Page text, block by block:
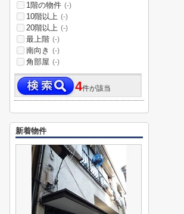
1階の物件 (-)
10階以上 (-)
20階以上 (-)
最上階 (-)
南向き (-)
角部屋 (-)
4件が該当
新着物件